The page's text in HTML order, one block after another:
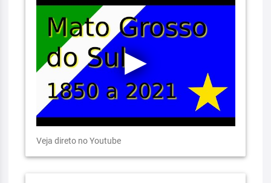
Veja direto no Youtube